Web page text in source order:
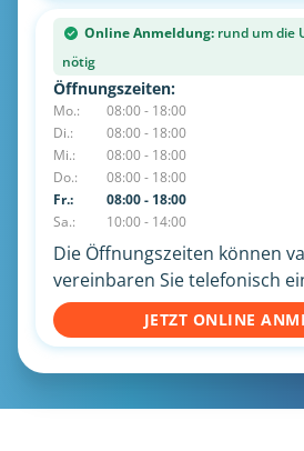
Online Anmeldung: rund um die
nötig
Öffnungszeiten:
Mo.:
08:00 - 18:00
Di.:
08:00 - 18:00
Mi.:
08:00 - 18:00
Do.:
08:00 - 18:00
Fr.:
08:00 - 18:00
Sa.:
10:00 - 14:00
Die Öffnungszeiten können
vereinbaren Sie telefonisch
JETZT ONLINE